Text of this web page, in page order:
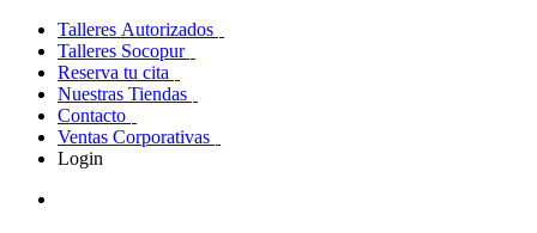
Talleres Autorizados
Talleres Socopur
Reserva tu cita
Nuestras Tiendas
Contacto
Ventas Corporativas
Login